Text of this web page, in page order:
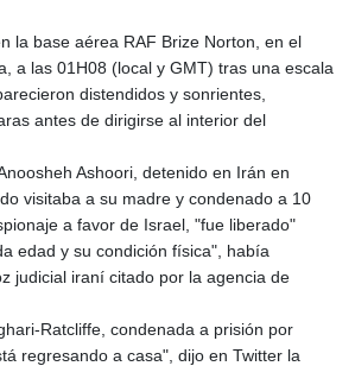
la base aérea RAF Brize Norton, en el
a las 01H08 (local y GMT) tras una escala
distendidos y sonrientes,
antes de dirigirse al interior del
Ashoori, detenido en Irán en
visitaba a su madre y condenado a 10
a favor de Israel, "fue liberado"
edad y su condición física", había
judicial iraní citado por la agencia de
Ratcliffe, condenada a prisión por
regresando a casa", dijo en Twitter la